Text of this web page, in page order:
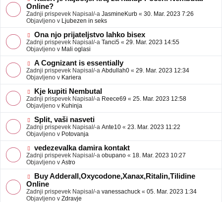
e
b
j
a
v
e
o
v
e
o
b
j
a
v
Online?
Zadnji prispevek Napisal/-a JasmineKurb « 30. Mar. 2023 7:26
Objavljeno v Ljubezen in seks
N
o
v
e
o
b
j
a
v
e
Ona njo prijateljstvo lahko bisex
Zadnji prispevek Napisal/-a Tanci5 « 29. Mar. 2023 14:55
Objavljeno v Mali oglasi
N
o
v
e
o
b
j
a
v
e
A Cognizant is essentially
Zadnji prispevek Napisal/-a Abdullah0 « 29. Mar. 2023 12:34
Objavljeno v Kariera
N
o
v
e
o
b
j
a
v
e
Kje kupiti Nembutal
Zadnji prispevek Napisal/-a Reece69 « 25. Mar. 2023 12:58
Objavljeno v Kuhinja
N
o
v
e
o
b
j
a
v
e
Split, vaši nasveti
Zadnji prispevek Napisal/-a Ante10 « 23. Mar. 2023 11:22
Objavljeno v Potovanja
N
o
v
e
o
b
j
a
vedezevalka damira kontakt
Zadnji prispevek Napisal/-a obupano « 18. Mar. 2023 10:27
Objavljeno v Astro
N
o
v
e
Buy Adderall,Oxycodone,Xanax,Ritalin,Tilidine
Online
Zadnji prispevek Napisal/-a vanessachuck « 05. Mar. 2023 1:34
Objavljeno v Zdravje